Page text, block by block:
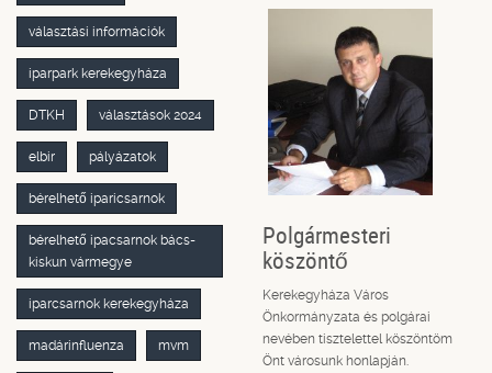
választási információk
iparpark kerekegyháza
DTKH választások 2024
elbir pályázatok
bérelhető iparicsarnok
bérelhető ipacsarnok bács-
kiskun vármegye
iparcsarnok kerekegyháza
madárinfluenza mvm
Polgármesteri
köszöntő
Kerekegyháza Város
Önkormányzata és polgárai
nevében tisztelettel köszöntöm
Önt városunk honlapján.